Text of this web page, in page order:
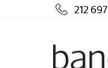
212